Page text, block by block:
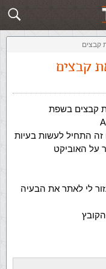
שלח תשובה
קבצים
קבצים
קבצים בשפת
זה התחיל לעשות בעיות
האוביקט
לי לאתר את הבעיה